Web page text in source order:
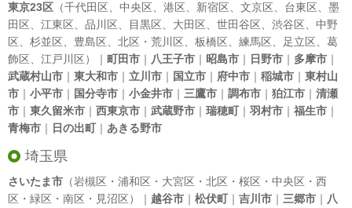
東京23区 （千代田区 中央区 港区 新宿区 文京区 台東区
墨
田区
江東区 品川区 目黒区 大田区 世田谷区 渋谷区
中野
区
杉並区 豊島区 北区 ・ 荒川区 板橋区 練馬区 足立区
葛
飾区
江戸川区）｜ 町田市 ｜ 八王子市 ｜ 昭島市 ｜ 日野市 ｜ 多摩市 ｜
武蔵村山市 ｜ 東大和市 ｜ 立川市 ｜ 国立市 ｜ 府中市 ｜ 稲城市 ｜ 東村山
市 ｜ 小平市 ｜ 国分寺市 ｜ 小金井市 ｜ 三鷹市 ｜ 調布市 ｜ 狛江市 ｜ 清瀬
市 ｜ 東久留米市 ｜ 西東京市 ｜ 武蔵野市 ｜ 瑞穂町｜ 羽村市 ｜ 福生市 ｜
青梅市 ｜ 日の出町｜ あきる野市
埼玉県
さいたま市 （岩槻区・浦和区・大宮区・北区・桜区・中央区・西
区・緑区・南区・見沼区）｜ 越谷市 ｜ 松伏町｜ 吉川市 ｜ 三郷市 ｜ 八